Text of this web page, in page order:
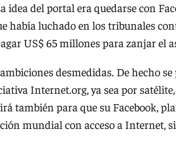
idea del portal era quedarse con
había luchado en los tribunales
US$ 65 millones para zanjar el
desmedidas. De hecho
Internet.org, ya sea por
también para que su Facebook,
mundial con acceso a Internet,